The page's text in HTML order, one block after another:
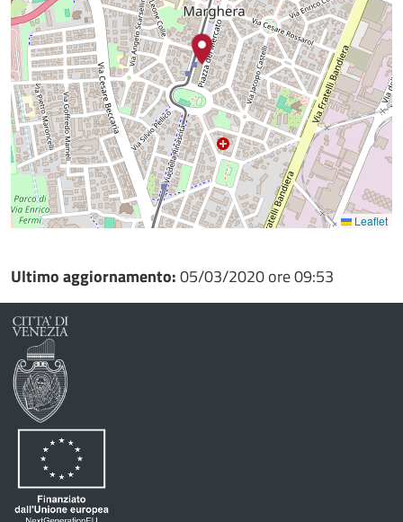
Leaflet
Ultimo aggiornamento:05/03/2020 ore 09:53